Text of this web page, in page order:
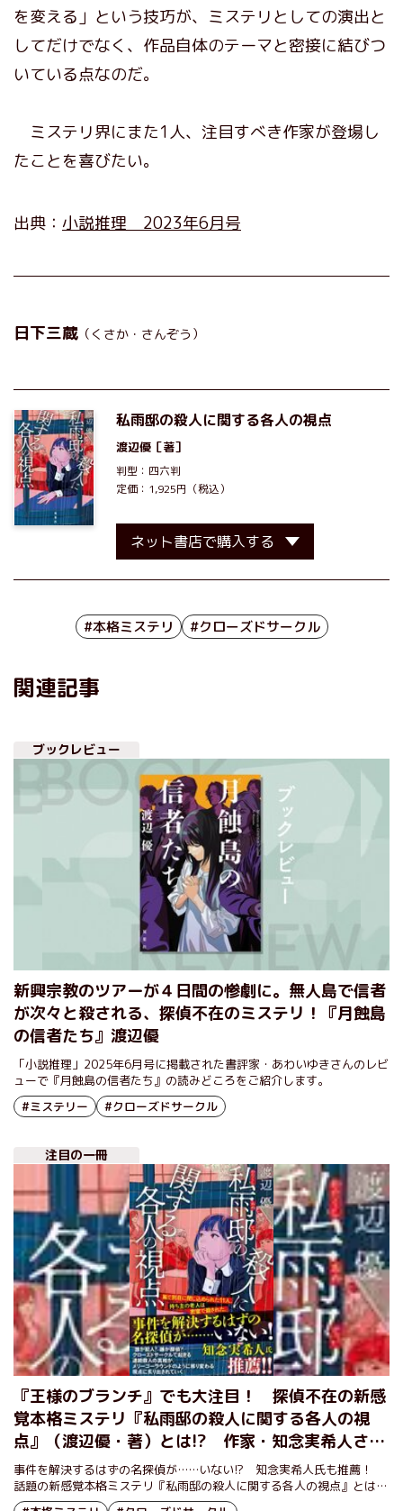
を変える」という技巧が、ミステリとしての演出と
してだけでなく、作品自体のテーマと密接に結びつ
いている点なのだ。
ミステリ界にまた1人、注目すべき作家が登場し
たことを喜びたい。
出典： 小説推理 2023年6月号
日下三蔵 （くさか・さんぞう）
私雨邸の殺人に関する各人の視点
渡辺優 ［著］
判型：四六判
定価：1,925円（税込）
ネット書店で購入する
#本格ミステリ #クローズドサークル
関連記事
ブックレビュー
新興宗教のツアーが４日間の惨劇に。無人島で信者
が次々と殺される、探偵不在のミステリ！『月蝕島
の信者たち』渡辺優
「小説推理」2025年6月号に掲載された書評家・あわいゆきさんのレビ
ューで『月蝕島の信者たち』の読みどころをご紹介します。
#ミステリー
#クローズドサークル
注目の一冊
『王様のブランチ』でも大注目！ 探偵不在の新感
覚本格ミステリ『私雨邸の殺人に関する各人の視
点』（渡辺優・著）とは!? 作家・知念実希人さん
や書店員の感想など、まとめてご紹介！
事件を解決するはずの名探偵が……いない!? 知念実希人氏も推薦！
話題の新感覚本格ミステリ『私雨邸の殺人に関する各人の視点』とはど
んな作品？